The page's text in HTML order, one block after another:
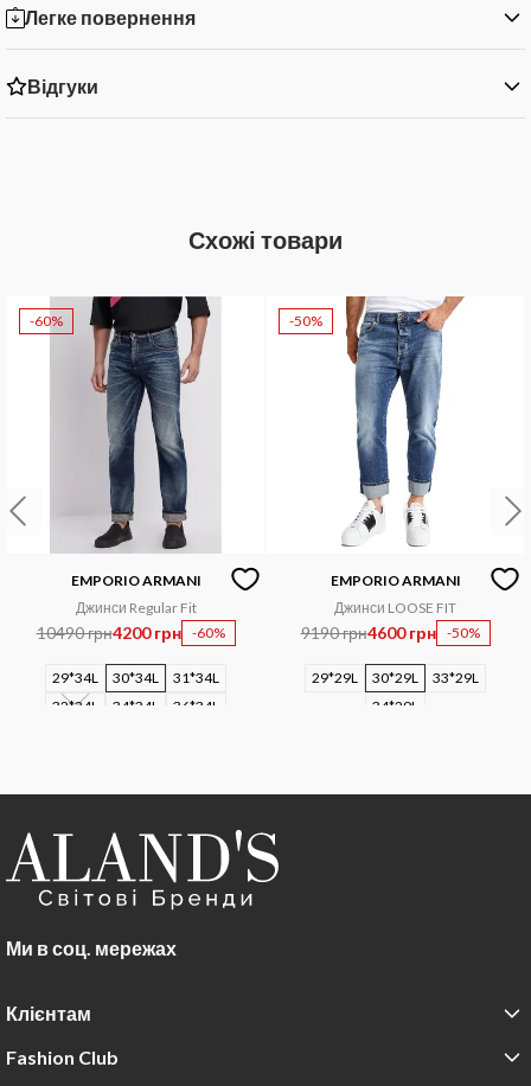
Легке повернення
Відгуки
Схожі товари
-60%
EMPORIO ARMANI
Джинси Regular Fit
10490 грн4200 грн -60%
29*34L 30*34L
31*34L
32*34L
34*34L 36*34L
-50%
EMPORIO ARMANI
Джинси LOOSE FIT
9190 грн4600 грн -50%
29*29L 30*29L
33*29L
34*29L
Ми в соц. мережах
Клієнтам
Fashion Club